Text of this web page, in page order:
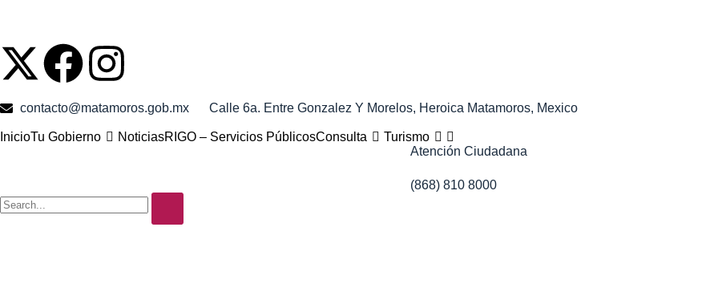
contacto@matamoros.gob.mx Calle 6a. Entre Gonzalez Y Morelos, Heroica Matamoros, Mexico
InicioTu Gobierno NoticiasRIGO – Servicios PúblicosConsulta
Turismo
Atención Ciudadana
(868) 810 8000